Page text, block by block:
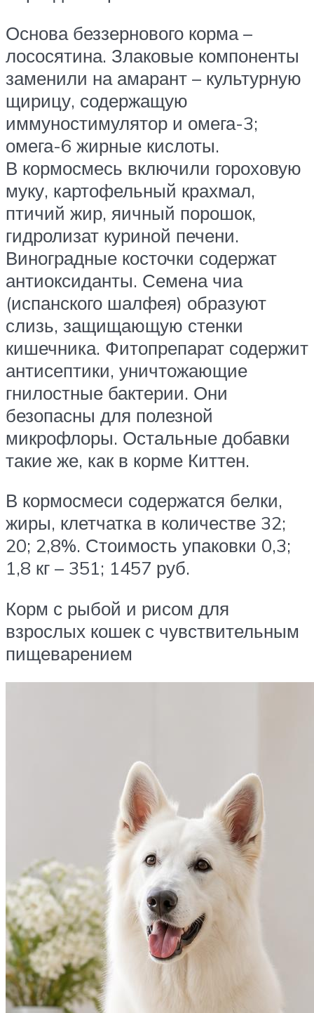
Основа беззернового корма –
лососятина. Злаковые компоненты
заменили на амарант – культурную
щирицу, содержащую
иммуностимулятор и омега-3;
омега-6 жирные кислоты.
В кормосмесь включили гороховую
муку, картофельный крахмал,
птичий жир, яичный порошок,
гидролизат куриной печени.
Виноградные косточки содержат
антиоксиданты. Семена чиа
(испанского шалфея) образуют
слизь, защищающую стенки
кишечника. Фитопрепарат содержит
антисептики, уничтожающие
гнилостные бактерии. Они
безопасны для полезной
микрофлоры. Остальные добавки
такие же, как в корме Киттен.
В кормосмеси содержатся белки,
жиры, клетчатка в количестве 32;
20; 2,8%. Стоимость упаковки 0,3;
1,8 кг – 351; 1457 руб.
Корм с рыбой и рисом для
взрослых кошек с чувствительным
пищеварением